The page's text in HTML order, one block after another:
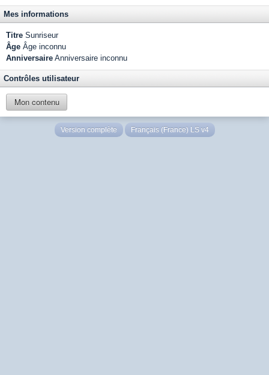
Mes informations
Titre Sunriseur
Âge Âge inconnu
Anniversaire Anniversaire inconnu
Contrôles utilisateur
Mon contenu
Version complète Français (France) LS v4